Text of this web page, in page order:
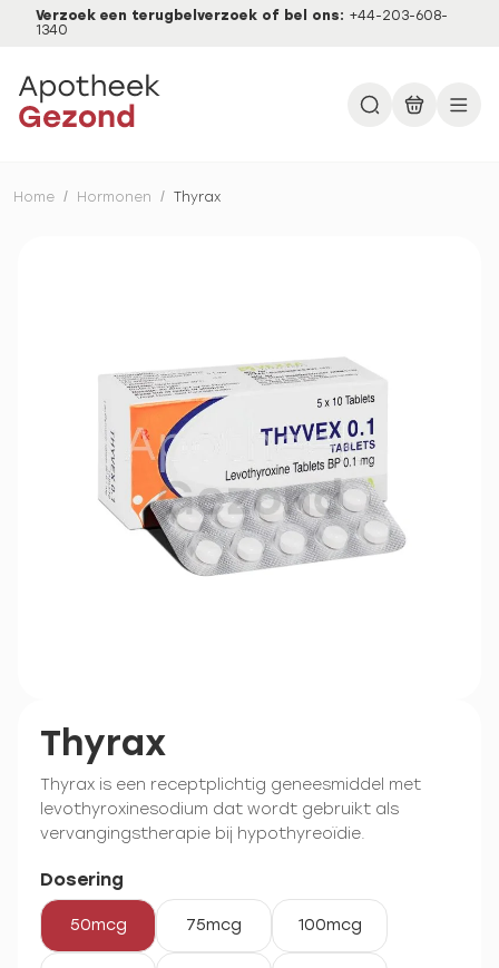
Verzoek een terugbelverzoek of bel ons: +44-203-608-
1340
Home / Hormonen / Thyrax
Thyrax
Thyrax is een receptplichtig geneesmiddel met
levothyroxinesodium dat wordt gebruikt als
vervangingstherapie bij hypothyreoïdie.
Dosering
50mcg 75mcg 100mcg